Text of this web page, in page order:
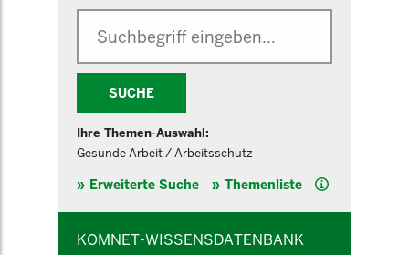
SUCHE
Ihre Themen-Auswahl:
Gesunde Arbeit / Arbeitsschutz
Erweiterte Suche Themenliste Hilfe
KOMNET-WISSENSDATENBANK